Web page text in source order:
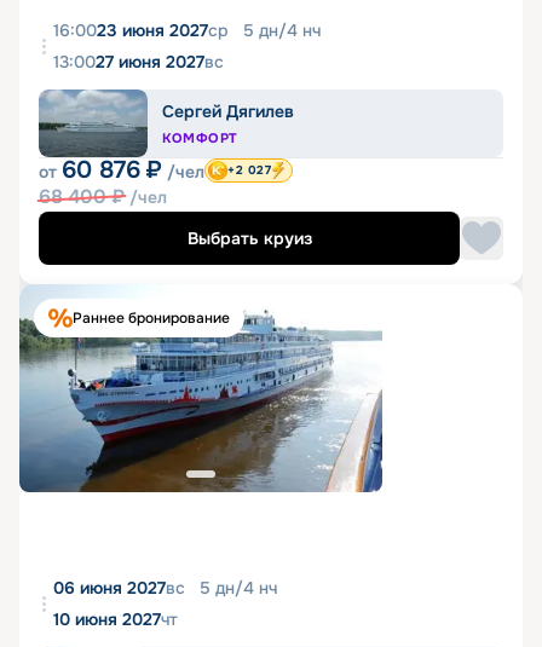
16:0023 июня 2027ср 5 дн/4 нч
13:0027 июня 2027вс
Сергей Дягилев
КОМФОРТ
от 60 876 ₽ /чел
68 400₽ /чел
+2 027
Выбрать круиз
Раннее бронирование
06 июня 2027вс 5 дн/4 нч
10 июня 2027чт